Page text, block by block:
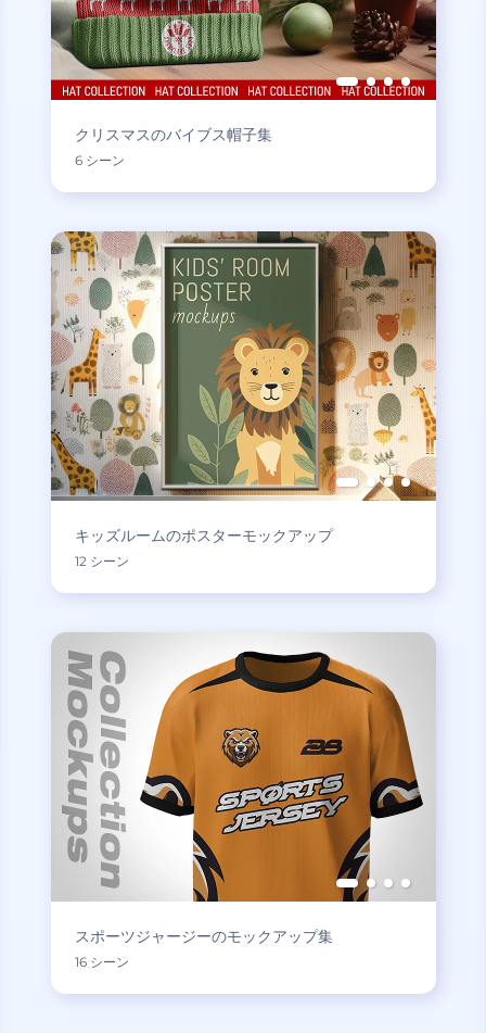
クリスマスのバイブス帽子集
6 シーン
キッズルームのポスターモックアップ
12 シーン
スポーツジャージーのモックアップ集
16 シーン